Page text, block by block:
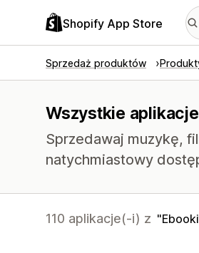
Shopify App Store
Sprzedaż produktów
Wszystkie
Sprzedawaj muzykę,
natychmiastowy
110 aplikacje(-i) z Ebooki